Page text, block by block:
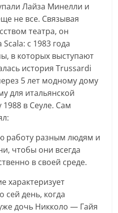
Лайза Минелли и
не все. Связывая
театра, он
с 1983 года
в которых выступают
история Trussardi
5 лет модному дому
для итальянской
в Сеуле. Сам
работу разным людям и
чтобы они всегда
в своей среде.
характеризует
день, когда
дочь Никколо — Гайя